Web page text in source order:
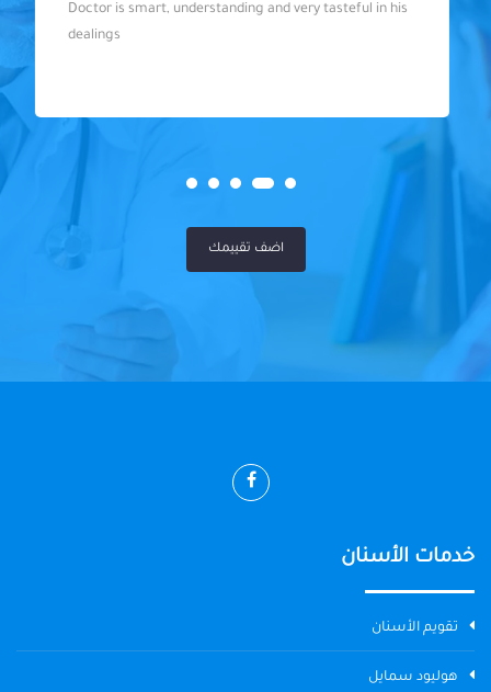
Doctor is smart, understanding and very tasteful in his
dealings
اضف تقييمك
خدمات الأسنان
تقويم الأسنان
هوليود سمايل